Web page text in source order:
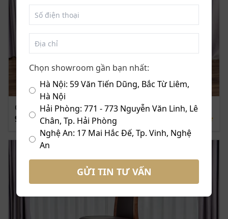
khách sẽ được bảo hành 2 năm, và bảo trì trọn đời.
Hãy khám phá và sở hữu ngay bộ bàn ghế ăn gỗ óc chó ZBA 609
Liên hệ ngay hoặc đến showroom gần nhất của Nội
thất ZITO để được chiêm ngưỡng và tư vấn đặt mua
những mẫu ghê ăn gỗ óc chó xu hướng mới nhất!
Ghế Ăn Gỗ Óc Chó ZGA 619
9.500.000 ₫
Chọn showroom gần bạn nhất:
Hà Nội: 59 Văn Tiến Dũng, Bắc Từ Liêm,
Hà Nội
Hải Phòng: 771 - 773 Nguyễn Văn Linh, Lê
Chân, Tp. Hải Phòng
Nghệ An: 17 Mai Hắc Đế, Tp. Vinh, Nghệ
An
GỬI TIN TƯ VẤN